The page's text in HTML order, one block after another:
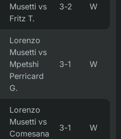
Musetti vs
Fritz T.
3-2 W
Lorenzo
Musetti vs
Mpetshi
Perricard
G.
3-1 W
Lorenzo
Musetti vs
Comesana
3-1 W